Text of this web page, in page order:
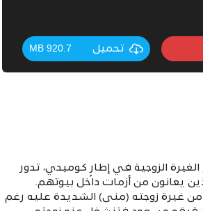
تحميل 920.7 MB
الزوجية في إطارٍ كوميدي، تدور
يعانون من أزمات داخل بيوتهم.
من غيرة زوجته (منى) الشديدة عليه رغم